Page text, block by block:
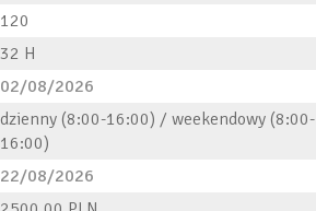
120
32
02/08/2026
dzienny (8:00-16:00) / weekendowy (8:00-
16:00)
22/08/2026